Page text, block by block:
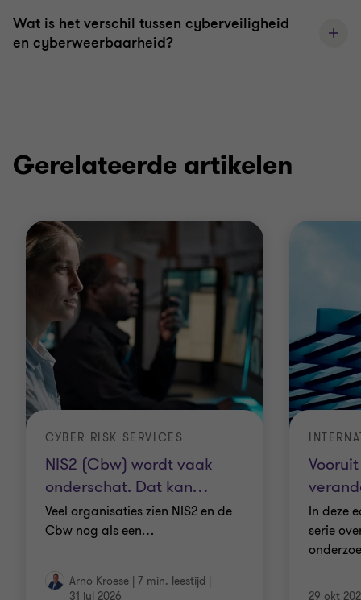
Wat is het verschil tussen cyberveiligheid
en cyberweerbaarheid?
Gerelateerde artikelen
NIS2 (Cbw) wordt vaak
onderschat. Dat kan…
CYBER RISK SERVICES
Veel organisaties zien NIS2 en de
Cbw nog als een…
Arno Kroese | 7 min. leestijd |
31 jul 2026
In deze
serie
29 okt